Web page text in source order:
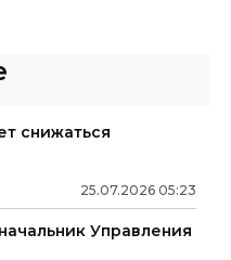
снижаться
25.07.2026 05:23
Управления